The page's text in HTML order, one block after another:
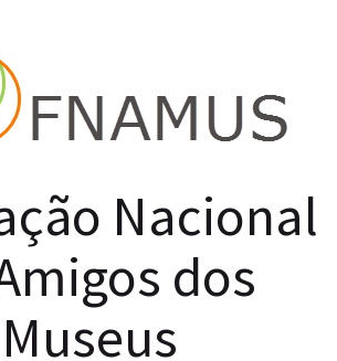
Nacional
dos
Museus